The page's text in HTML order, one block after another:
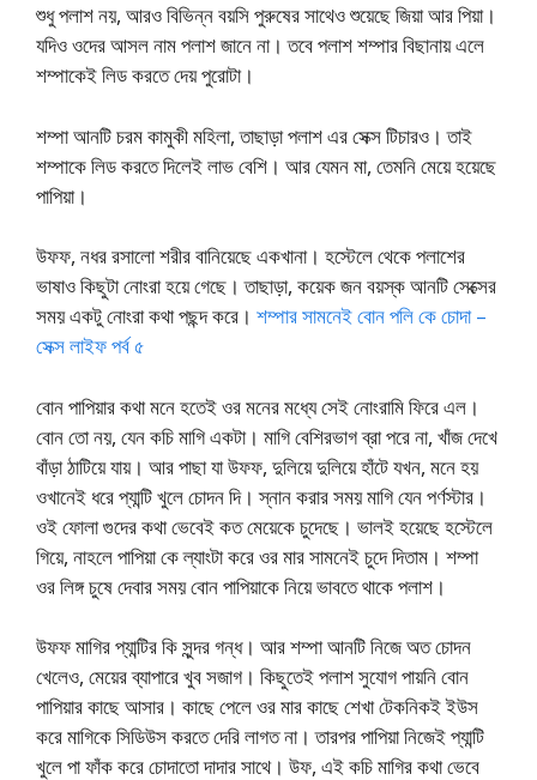
শুধু পলাশ নয়, আরও বিভিন্ন বয়সি পুরুষের সাথেও শুয়েছে জিয়া আর পিয়া।
যদিও ওদের আসল নাম পলাশ জানে না। তবে পলাশ শম্পার বিছানায় এলে
শম্পাকেই লিড করতে দেয় পুরোটা।
শম্পা আনটি চরম কামুকী মহিলা, তাছাড়া পলাশ এর সেক্স টিচারও। তাই
শম্পাকে লিড করতে দিলেই লাভ বেশি। আর যেমন মা, তেমনি মেয়ে হয়েছে
পাপিয়া।
উফফ, নধর রসালো শরীর বানিয়েছে একখানা। হস্টেলে থেকে পলাশের
ভাষাও কিছুটা নোংরা হয়ে গেছে। তাছাড়া, কয়েক জন বয়স্ক আনটি সেক্সের
সময় একটু নোংরা কথা পছন্দ করে। শম্পার সামনেই বোন পলি কে চোদা –
সেক্স লাইফ পর্ব ৫
বোন পাপিয়ার কথা মনে হতেই ওর মনের মধ্যে সেই নোংরামি ফিরে এল।
বোন তো নয়, যেন কচি মাগি একটা। মাগি বেশিরভাগ ব্রা পরে না, খাঁজ দেখে
বাঁড়া ঠাটিয়ে যায়। আর পাছা যা উফফ, দুলিয়ে দুলিয়ে হাঁটে যখন, মনে হয়
ওখানেই ধরে প্যান্টি খুলে চোদন দি। স্নান করার সময় মাগি যেন পর্ণস্টার।
ওই ফোলা গুদের কথা ভেবেই কত মেয়েকে চুদেছে। ভালই হয়েছে হস্টেলে
গিয়ে, নাহলে পাপিয়া কে ল্যাংটা করে ওর মার সামনেই চুদে দিতাম। শম্পা
ওর লিঙ্গ চুষে দেবার সময় বোন পাপিয়াকে নিয়ে ভাবতে থাকে পলাশ।
উফফ মাগির প্যান্টির কি সুন্দর গন্ধ। আর শম্পা আনটি নিজে অত চোদন
খেলেও, মেয়ের ব্যাপারে খুব সজাগ। কিছুতেই পলাশ সুযোগ পায়নি বোন
পাপিয়ার কাছে আসার। কাছে পেলে ওর মার কাছে শেখা টেকনিকই ইউস
করে মাগিকে সিডিউস করতে দেরি লাগত না। তারপর পাপিয়া নিজেই প্যান্টি
খুলে পা ফাঁক করে চোদাতো দাদার সাথে। উফ, এই কচি মাগির কথা ভেবে